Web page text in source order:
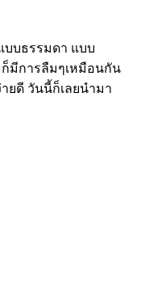
บบธรรมดา แบบ
ก็มีการลืมๆเหมือนกัน
ยดี วันนี้ก็เลยนำมา